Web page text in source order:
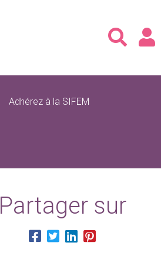
Adhérez à la SIFEM
Partager sur